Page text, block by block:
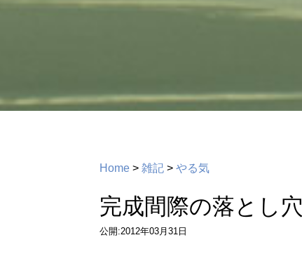
Home > 雑記 > やる気
完成間際の落とし穴
公開:2012年03月31日